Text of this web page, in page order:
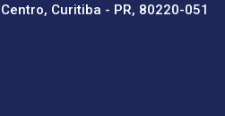
Curitiba - PR, 80220-051